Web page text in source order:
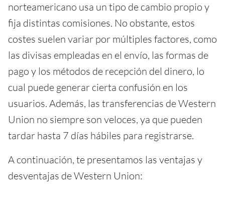
norteamericano usa un tipo de cambio propio y
fija distintas comisiones. No obstante, estos
costes suelen variar por múltiples factores, como
las divisas empleadas en el envío, las formas de
pago y los métodos de recepción del dinero, lo
cual puede generar cierta confusión en los
usuarios. Además, las transferencias de Western
Union no siempre son veloces, ya que pueden
tardar hasta 7 días hábiles para registrarse.
A continuación, te presentamos las ventajas y
desventajas de Western Union: